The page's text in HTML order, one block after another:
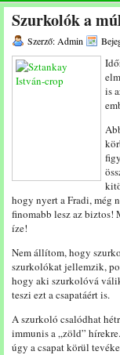
Szurkolók a
Szerző: Admin
is
hogy nyert a Fradi, még
finomabb lesz az biztos!
íze!
Nem állítom, hogy
szurkolókat jellemzik,
hogy aki szurkolóvá
teszi ezt a csapatáért is.
A szurkoló csalódhat
immunis a „zöld”
úgy a csapat körül